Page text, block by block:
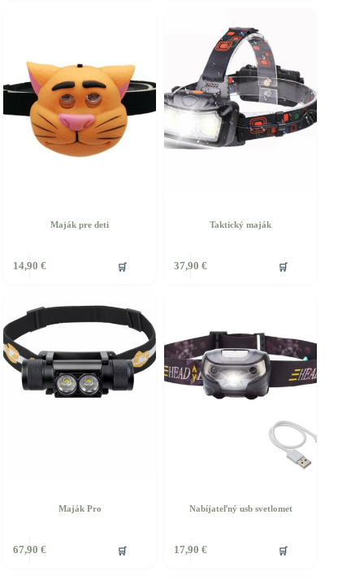
Maják pre deti
14,90 € 🛒
Taktický maják
37,90 € 🛒
Maják Pro
67,90 € 🛒
Nabíjateľný usb svetlomet
17,90 € 🛒